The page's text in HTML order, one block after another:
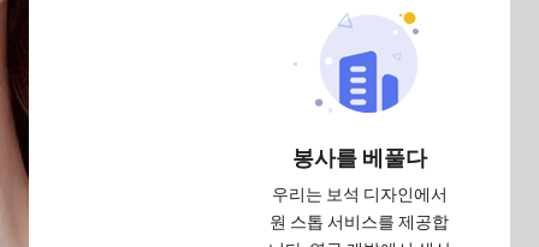
봉사를 베풀다
우리는 보석 디자인에서
원 스톱 서비스를 제공합